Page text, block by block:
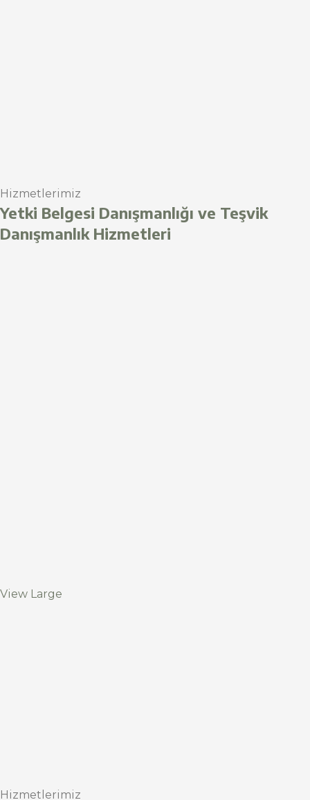
Hizmetlerimiz
Yetki Belgesi Danışmanlığı ve Teşvik
Danışmanlık Hizmetleri
View Large
Hizmetlerimiz